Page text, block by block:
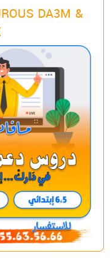
DA3M &